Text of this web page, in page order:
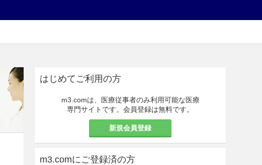
はじめてご利用の方
m3.comは、医療従事者のみ利用可能な医療
専門サイトです。会員登録は無料です。
新規会員登録
m3.comにご登録済の方